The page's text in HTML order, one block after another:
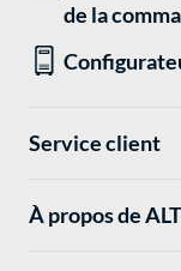
de la
Service client
À propos de